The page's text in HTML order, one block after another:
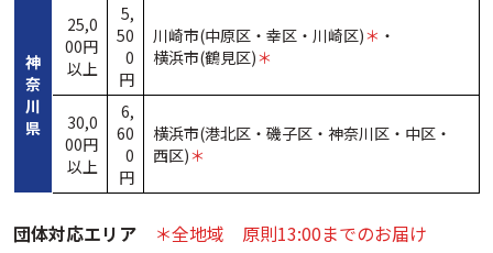
神
奈
川
県
25,0
00円
以上
5,
50
0
円
川崎市(中原区・ 幸区・ 川崎区)＊ ・
横浜市(鶴見区)＊
30,0
00円
以上
6,
60
0
円
横浜市(港北区・ 磯子区・ 神奈川区・ 中区・
西区)＊
団体対応エリア
＊全地域 原則13:00までのお届け